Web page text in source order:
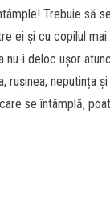
Trebuie să
ei și cu copilul
i deloc ușor
rușinea, neputința
se întâmplă,